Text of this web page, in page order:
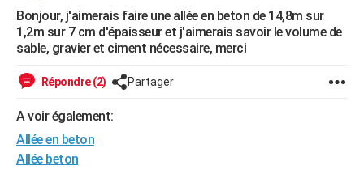
Essais
Réserver un essai
Citadines
Berlines
SUV
Forum auto
+HIGH-TECH
Mobiles
Meilleur smartphone
Internet
Ordinateurs
Jeux vidéo
Guide high-tech
+
Forum
Aménagement intérieur
Extérieur
Cuisine
Salle de bains
Jardinage
Rangement
WEEK-END
Guides de France
Escapades
Patrimoine
Expositions
Musées
Week-end nature
+LIFESTYLE
Art de vivre
Bien-être
Loisirs
Mode
Modes de vie
SANTE
Bonjour, j'aimerais faire une allée en beton de 14,8m sur
1,2m sur 7 cm d'épaisseur et j'aimerais savoir le volume de
sable, gravier et ciment nécessaire, merci
Répondre (2) Partager
A voir également:
Allée en beton
Allée beton